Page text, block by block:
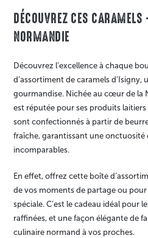
DÉCOUVREZ CES
NORMANDIE
Découvrez l’excellence à chaque
d’assortiment de caramels d’Isigny,
gourmandise. Nichée au cœur de la
est réputée pour ses produits laitiers
sont confectionnés à partir de
fraîche, garantissant une onctuosité
incomparables.
En effet, offrez cette boîte
de vos moments de partage ou
spéciale. C’est le cadeau idéal pour
raffinées, et une façon élégante de
culinaire normand à vos proches.